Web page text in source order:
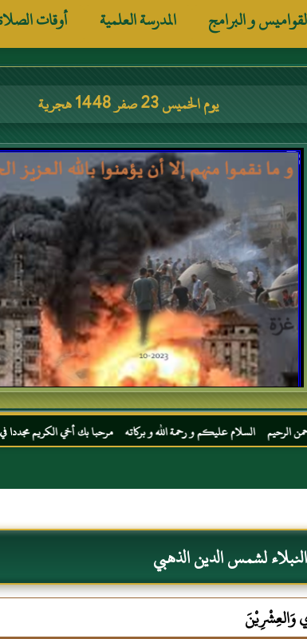
و البرامج المدرسة العلمية أوقات
يوم الخميس 23 صفر 1448 هجرية
عليكم و رحمة الله و بركاته مرحبا بك أخي الكريم مجددا في موقعك
لشمس الدين الذهبي
وَالعِشْرِيْنَ